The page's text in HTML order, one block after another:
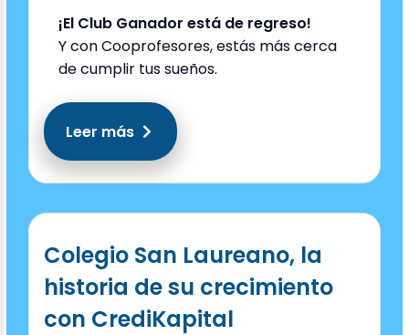
Ganador volvió para premiar tu
esfuerzo">
¡El Club Ganador está de regreso!
Y con Cooprofesores, estás más cerca
de cumplir tus sueños.
Leer más
Colegio San Laureano, la
historia de su crecimiento
con CrediKapital